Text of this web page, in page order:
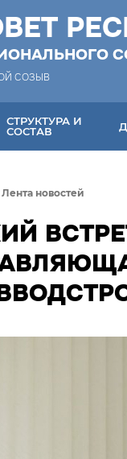
СОЗЫВ
СТРУКТУРА И
СОСТАВ
Лента новостей